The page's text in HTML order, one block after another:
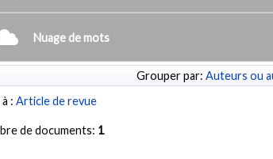
Nuage de mots
Grouper par: Auteurs ou
à :Article de revue
de documents: 1